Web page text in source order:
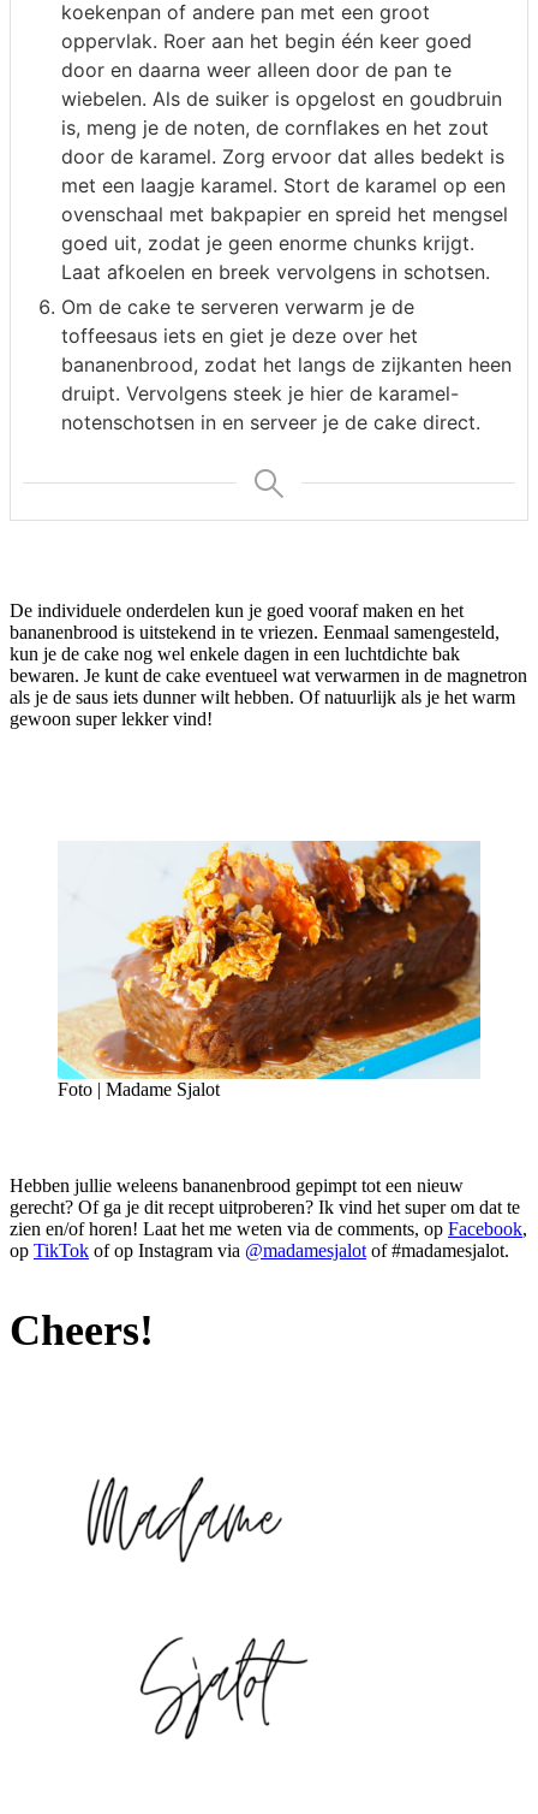
koekenpan of andere pan met een groot
oppervlak. Roer aan het begin één keer goed
door en daarna weer alleen door de pan te
wiebelen. Als de suiker is opgelost en goudbruin
is, meng je de noten, de cornflakes en het zout
door de karamel. Zorg ervoor dat alles bedekt is
met een laagje karamel. Stort de karamel op een
ovenschaal met bakpapier en spreid het mengsel
goed uit, zodat je geen enorme chunks krijgt.
Laat afkoelen en breek vervolgens in schotsen.
Om de cake te serveren verwarm je de
toffeesaus iets en giet je deze over het
bananenbrood, zodat het langs de zijkanten heen
druipt. Vervolgens steek je hier de karamel-
notenschotsen in en serveer je de cake direct.
De individuele onderdelen kun je goed vooraf maken en het
bananenbrood is uitstekend in te vriezen. Eenmaal samengesteld,
kun je de cake nog wel enkele dagen in een luchtdichte bak
bewaren. Je kunt de cake eventueel wat verwarmen in de magnetron
als je de saus iets dunner wilt hebben. Of natuurlijk als je het warm
gewoon super lekker vind!
Foto | Madame Sjalot
Hebben jullie weleens bananenbrood gepimpt tot een nieuw
gerecht? Of ga je dit recept uitproberen? Ik vind het super om dat te
zien en/of horen! Laat het me weten via de comments, op Facebook,
op TikTok of op Instagram via @madamesjalot of #madamesjalot.
Cheers!